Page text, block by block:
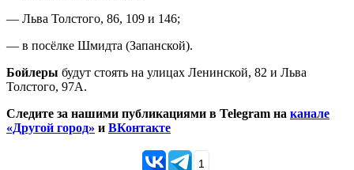
— Льва Толстого, 86, 109 и 146;
— в посёлке Шмидта (Запанской).
Бойлеры будут стоять на улицах Ленинской, 82 и Льва
Толстого, 97А.
Следите за нашими публикациями в Telegram на канале
«Другой город» и ВКонтакте
1